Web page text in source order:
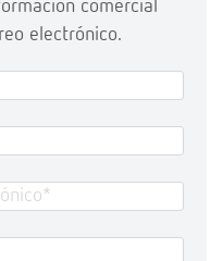
comercial
electrónico.